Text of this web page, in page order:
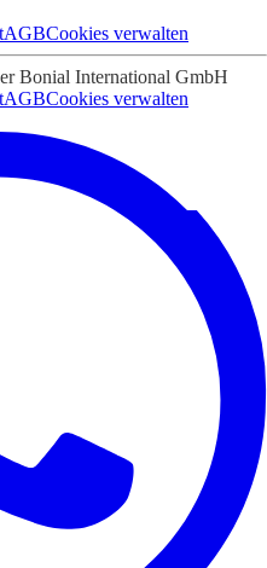
AGBCookies verwalten
Bonial International GmbH
AGBCookies verwalten